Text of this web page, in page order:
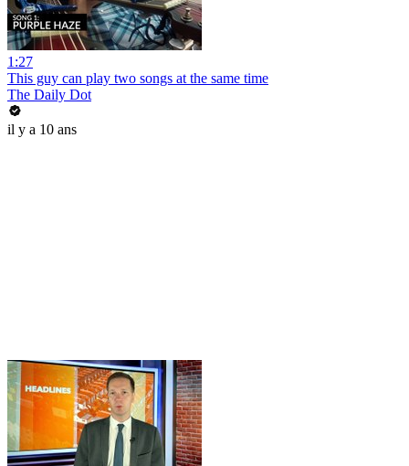
1:27
This guy can play two songs at the same time
The Daily Dot
il y a 10 ans